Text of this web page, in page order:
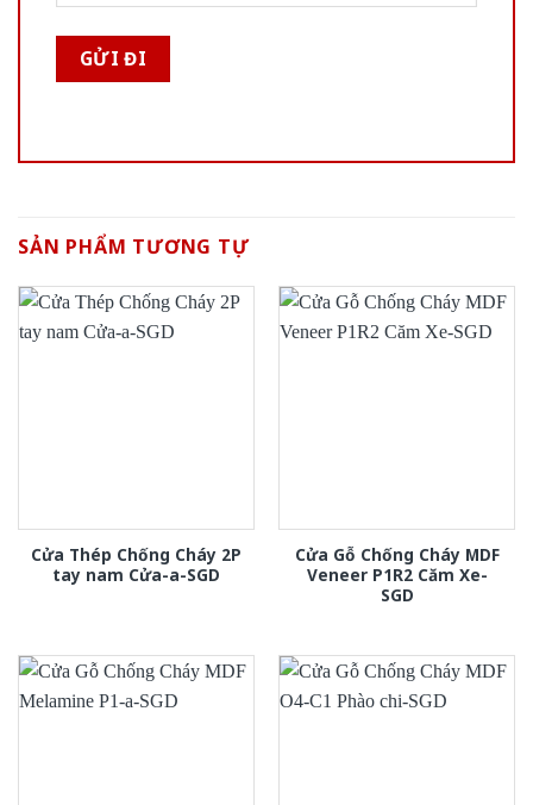
SẢN PHẨM TƯƠNG TỰ
Cửa Thép Chống Cháy 2P
tay nam Cửa-a-SGD
Cửa Gỗ Chống Cháy MDF
Veneer P1R2 Căm Xe-
SGD